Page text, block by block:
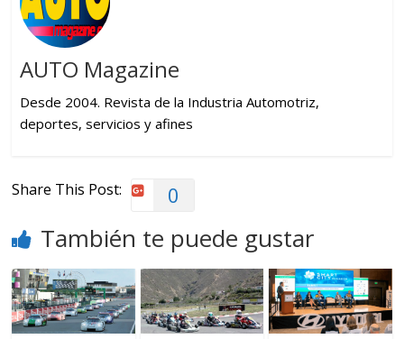
AUTO Magazine
Desde 2004. Revista de la Industria Automotriz,
deportes, servicios y afines
Share This Post: 0
También te puede gustar